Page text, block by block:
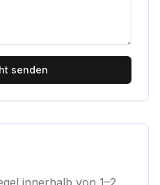
senden
innerhalb von 1–2